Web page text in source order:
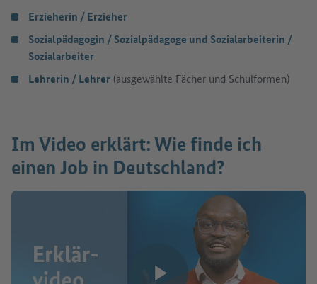
Erzieherin / Erzieher
Sozialpädagogin / Sozialpädagoge und Sozialarbeiterin /
Sozialarbeiter
Lehrerin / Lehrer (ausgewählte Fächer und Schulformen)
Im Video erklärt: Wie finde ich
einen Job in Deutschland?